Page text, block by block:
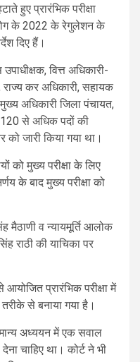
हुए प्रारंभिक परीक्षा
के 2022 के रेगुलेशन के
दिए हैं।
वित्त अधिकारी-
कर अधिकारी, सहायक
अधिकारी जिला पंचायत,
से अधिक पदों की
को जारी किया गया था।
को मुख्य परीक्षा के लिए
के बाद मुख्य परीक्षा को
मैठाणी व न्यायमूर्ति आलोक
राठी की याचिका पर
प्रारंभिक परीक्षा में
से बनाया गया है।
अध्ययन में एक सवाल
चाहिए था। कोर्ट ने भी